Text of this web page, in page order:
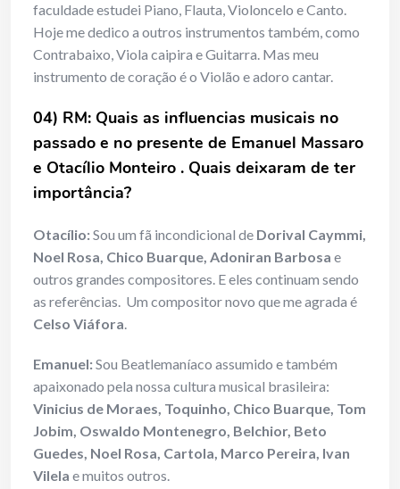
faculdade estudei Piano, Flauta, Violoncelo e Canto.
Hoje me dedico a outros instrumentos também, como
Contrabaixo, Viola caipira e Guitarra. Mas meu
instrumento de coração é o Violão e adoro cantar.
04) RM: Quais as influencias musicais no
passado e no presente de Emanuel Massaro
e Otacílio Monteiro . Quais deixaram de ter
importância?
Otacílio:Sou um fã incondicional de Dorival Caymmi,
Noel Rosa, Chico Buarque, Adoniran Barbosa e
outros grandes compositores. E eles continuam sendo
as referências. Um compositor novo que me agrada é
Celso Viáfora.
Emanuel:Sou Beatlemaníaco assumido e também
apaixonado pela nossa cultura musical brasileira:
Vinicius de Moraes, Toquinho, Chico Buarque, Tom
Jobim, Oswaldo Montenegro, Belchior, Beto
Guedes, Noel Rosa, Cartola, Marco Pereira, Ivan
Vilela e muitos outros.